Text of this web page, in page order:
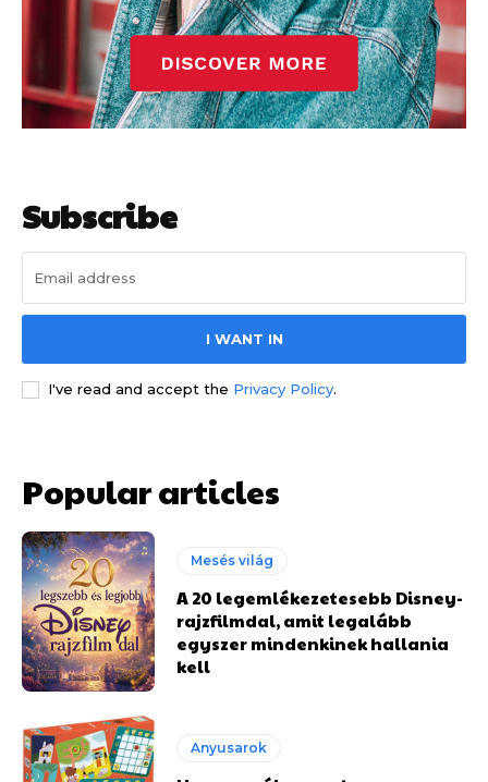
Subscribe
I WANT IN
I've read and accept the Privacy Policy.
Popular articles
Mesés világ
A 20 legemlékezetesebb Disney-
rajzfilmdal, amit legalább
egyszer mindenkinek hallania
kell
Anyusarok